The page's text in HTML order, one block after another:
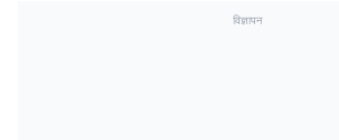
विज्ञापन